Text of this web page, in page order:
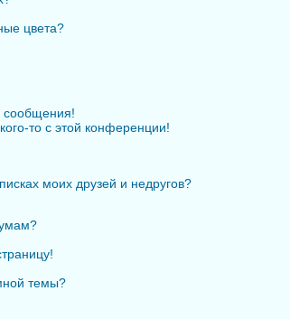
цвета?
сообщения!
то с этой конференции!
моих друзей и недругов?
темы?